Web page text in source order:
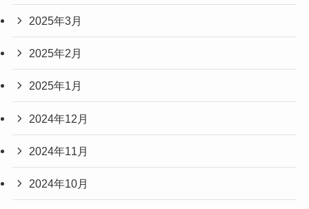
2025年3月
2025年2月
2025年1月
2024年12月
2024年11月
2024年10月